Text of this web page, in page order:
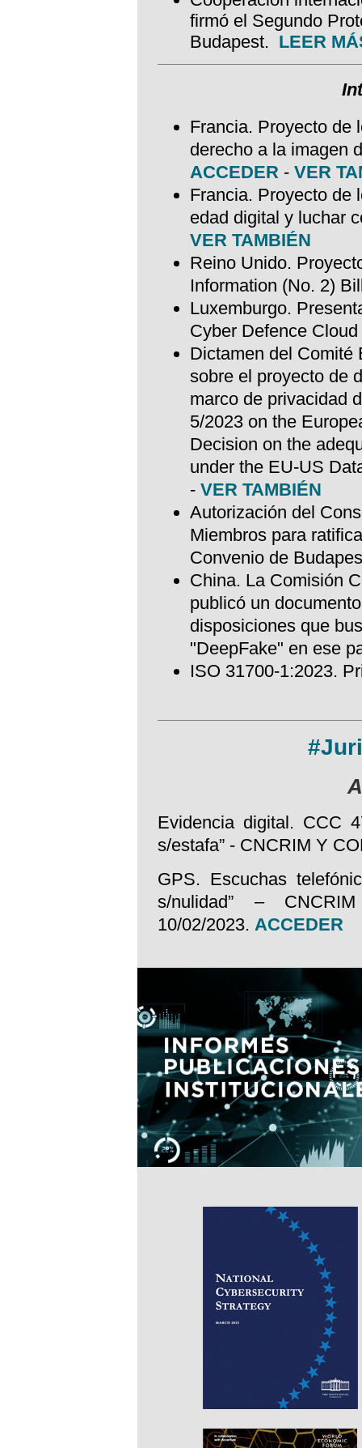
firmó el Segundo
Budapest. LEER
Francia. Proyecto de
derecho a la imagen
ACCEDER - VER
Francia. Proyecto de
edad digital y luchar
VER TAMBIÉN
Reino Unido.
Information (No. 2)
Luxemburgo.
Cyber Defence
Dictamen del Comité
sobre el proyecto de
marco de privacidad
5/2023 on the
Decision on the
under the EU-US
- VER TAMBIÉN
Autorización del
Miembros para
Convenio de
China. La Comisión
publicó un
disposiciones que
"DeepFake" en ese
ISO 31700-1:2023.
Evidencia digital. CCC
s/estafa” - CNCRIM Y
GPS. Escuchas
s/nulidad” –
10/02/2023. ACCEDER